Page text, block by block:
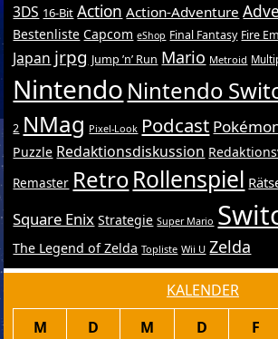
3DS 16-Bit Action Action-Adventure
Bestenliste Capcom eShop Final Fantasy Fire
Japan jrpg Jump ’n’ Run Mario Metroid
Nintendo Nintendo
2 NMag Pixel-Look Podcast
Puzzle Redaktionsdiskussion
Remaster RetroRollenspiel
Square Enix Strategie Super Mario
The Legend of Zelda Topliste Wii U Zelda
KALENDER
M D M D F